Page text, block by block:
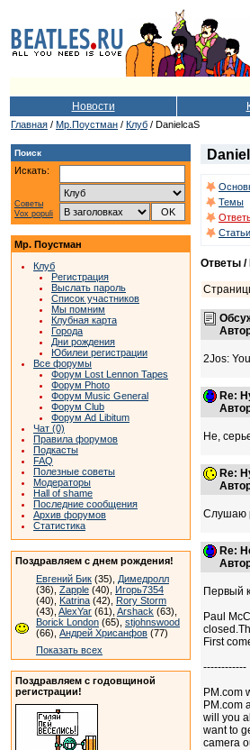
Новости
Главная / Мр.Поустман / Клуб / DanielcaS
Поиск
Искать:
Советы
Vox populi
Мр. Поустман
Клуб
Регистрация
Выслать пароль
Список участников
Мы помним
Клубная карта
Города
Дни рождения
Юбилеи регистрации
Все форумы
Форум Lost Lennon Tapes
Форум Photo
Форум Music General
Форум Club
Форум Ad Libitum
Чат (0)
Правила форумов
Подкасты
FAQ
Полезные советы
Модераторы
Hall of shame
Последние сообщения
Архив форумов
Статистика
Поздравляем с днем рождения!
Евгений Бик (35), Димедролл
(36), Zapple (40), Игорь7354
(40), Katrina (42), Rory Storm
(43), AlexYar (61), Arshack (63),
Borick London (65), stjohnswood
(66), Андрей Хрисанфов (77)
Показать всех
Поздравляем с годовщиной
регистрации!
Темы
Статьи
Ответы
2Jos:
Re:
Не,
Re:
Слушаю
Re:
Первый
Paul
First
------------
PM.com
PM.com
will you
want to
camera